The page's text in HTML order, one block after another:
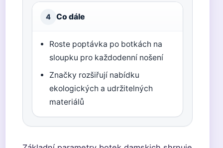
4 Co dále
Roste poptávka po botkách na
sloupku pro každodenní nošení
Značky rozšiřují nabídku
ekologických a udržitelných
materiálů